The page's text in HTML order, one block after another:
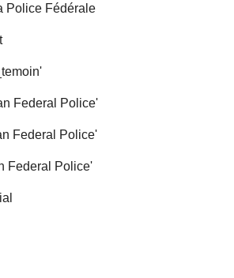
Police Fédérale
Federal Police'
Federal Police'
Federal Police'